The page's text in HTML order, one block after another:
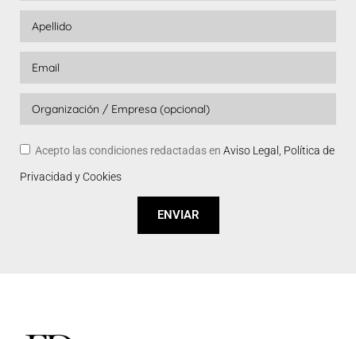
Acepto las condiciones redactadas en Aviso Legal, Política de
Privacidad y Cookies
ENVIAR